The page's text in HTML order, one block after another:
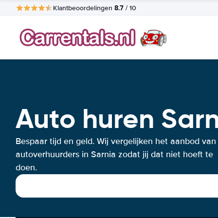
Klantbeoordelingen 8.7 / 10
Auto huren
Bespaar tijd en geld. Wij vergelijken het aanbod van
autoverhuurders in Sarnia zodat jij dat niet hoeft te
doen.